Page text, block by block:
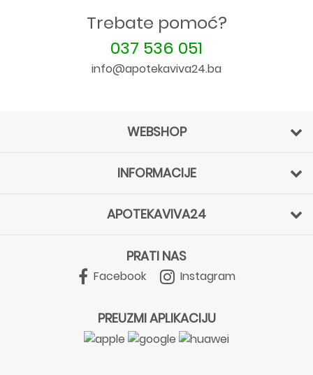
Trebate pomoć?
037 536 051
info@apotekaviva24.ba
WEBSHOP
INFORMACIJE
APOTEKAVIVA24
PRATI NAS
Facebook Instagram
PREUZMI APLIKACIJU